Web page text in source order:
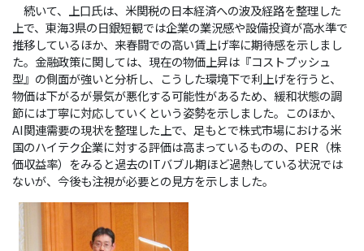
続いて、上口氏は、米関税の日本経済への波及経路を整理した
上で、東海3県の日銀短観では企業の業況感や設備投資が高水準で
推移しているほか、来春闘での高い賃上げ率に期待感を示しまし
た。金融政策に関しては、現在の物価上昇は『コストプッシュ
型』の側面が強いと分析し、こうした環境下で利上げを行うと、
物価は下がるが景気が悪化する可能性があるため、緩和状態の調
節には丁寧に対応していくという姿勢を示しました。このほか、
AI関連需要の現状を整理した上で、足もとで株式市場における米
国のハイテク企業に対する評価は高まっているものの、PER（株
価収益率）をみると過去のITバブル期ほど過熱している状況では
ないが、今後も注視が必要との見方を示しました。